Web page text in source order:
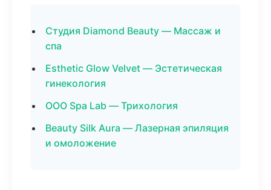
Студия Diamond Beauty — Массаж и
спа
Esthetic Glow Velvet — Эстетическая
гинекология
ООО Spa Lab — Трихология
Beauty Silk Aura — Лазерная эпиляция
и омоложение